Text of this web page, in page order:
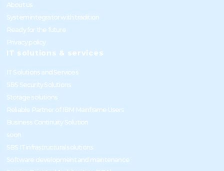
About us
System integrator with tradition
Ready for the future
Privacy policy
IT solutions & services
IT Solutions and Services
SBS Security Solutions
Storage solutions
Reliable Partner of IBM Mainframe Users
Business Continuity Solution
soon
SBS IT infrastructural solutions
Software development and maintenance